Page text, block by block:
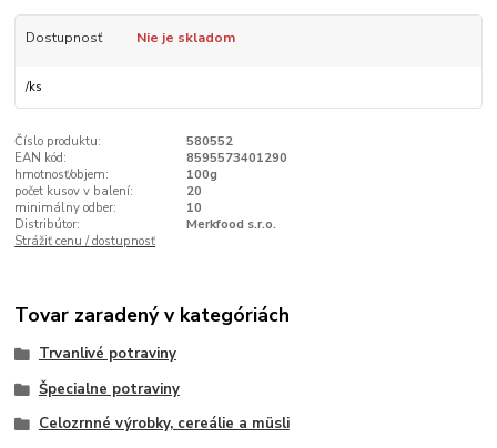
Dostupnosť Nie je skladom
/ks
Číslo produktu:
580552
EAN kód:
8595573401290
hmotnosť/objem:
100g
počet kusov v balení:
20
minimálny odber:
10
Distribútor:
Merkfood s.r.o.
Strážiť cenu / dostupnosť
Tovar zaradený v kategóriách
Trvanlivé potraviny
Špecialne potraviny
Celozrnné výrobky, cereálie a müsli